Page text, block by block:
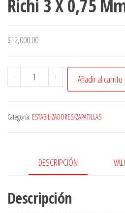
Richi 3 X 0,75
$12,000.00
-
Prolongador
Alargue
Metros
cantidad
+ Añadir al carrito
Categoría: ESTABILIZADORES/ZAPATILLAS
DESCRIPCIÓN
Descripción